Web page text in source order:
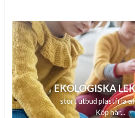
EKOLOGISKA
stort utbud plastfria
Köp här...